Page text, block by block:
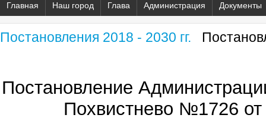
Главная Наш город Глава Администрация Документы
Постановления 2018 - 2030 гг.
Постановление
Похвистнево №1726 от